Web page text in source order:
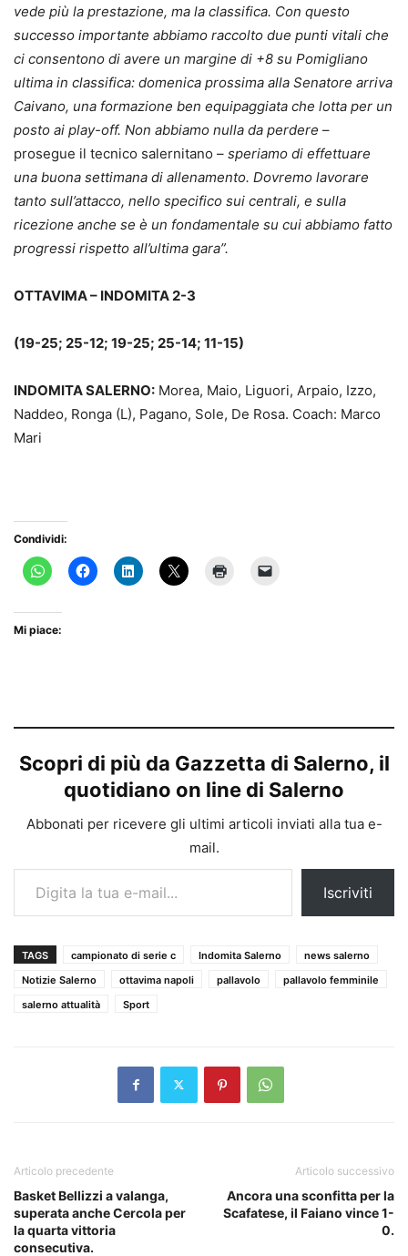
vede più la prestazione, ma la classifica. Con questo
successo importante abbiamo raccolto due punti vitali che
ci consentono di avere un margine di +8 su Pomigliano
ultima in classifica: domenica prossima alla Senatore arriva
Caivano, una formazione ben equipaggiata che lotta per un
posto ai play-off. Non abbiamo nulla da perdere –
prosegue il tecnico salernitano – speriamo di effettuare
una buona settimana di allenamento. Dovremo lavorare
tanto sull’attacco, nello specifico sui centrali, e sulla
ricezione anche se è un fondamentale su cui abbiamo fatto
progressi rispetto all’ultima gara”.
OTTAVIMA – INDOMITA 2-3
(19-25; 25-12; 19-25; 25-14; 11-15)
INDOMITA SALERNO: Morea, Maio, Liguori, Arpaio, Izzo,
Naddeo, Ronga (L), Pagano, Sole, De Rosa. Coach: Marco
Mari
Condividi:
Mi piace:
Scopri di più da Gazzetta di Salerno, il
quotidiano on line di Salerno
Abbonati per ricevere gli ultimi articoli inviati alla tua e-
mail.
Digita la tua e-mail...
Iscriviti
TAGS campionato di serie c Indomita Salerno
news salerno
Notizie Salerno
ottavima napoli pallavolo
pallavolo femminile
salerno attualità
Sport
Articolo precedente
Basket Bellizzi a valanga,
superata anche Cercola per
la quarta vittoria
consecutiva.
Articolo successivo
Ancora una sconfitta per la
Scafatese, il Faiano vince 1-
0.